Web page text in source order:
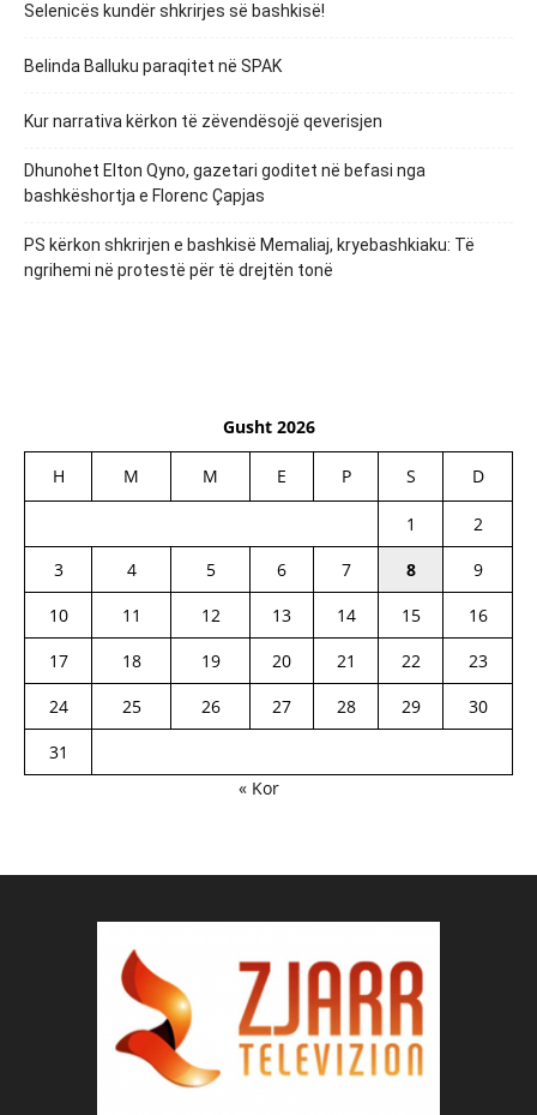
Selenicës kundër shkrirjes së bashkisë!
Belinda Balluku paraqitet në SPAK
Kur narrativa kërkon të zëvendësojë qeverisjen
Dhunohet Elton Qyno, gazetari goditet në befasi nga
bashkëshortja e Florenc Çapjas
PS kërkon shkrirjen e bashkisë Memaliaj, kryebashkiaku: Të
ngrihemi në protestë për të drejtën tonë
Gusht 2026
H M M E P S D
1
2
3
4 5 6 7 8
9
10
11 12 13 14 15
16
17
18 19 20 21 22
23
24
25 26 27 28 29
30
31
« Kor